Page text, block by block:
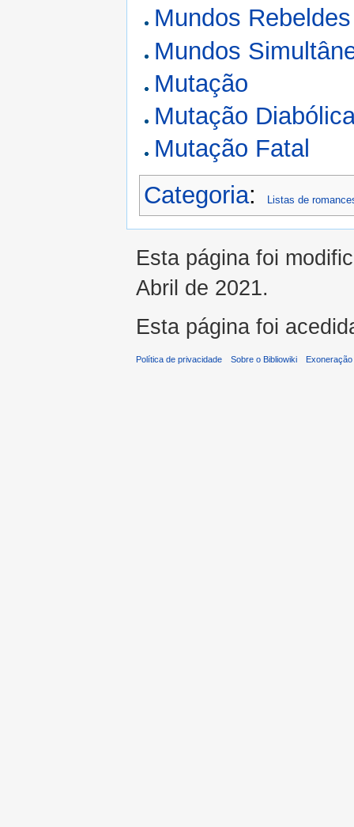
Mundos Rebeldes
Mundos
Mutação
Mutação
Mutação Fatal
Categoria: Listas de
Esta página foi
Abril de 2021.
Esta página foi
Política de privacidade Sobre o Bibliowiki